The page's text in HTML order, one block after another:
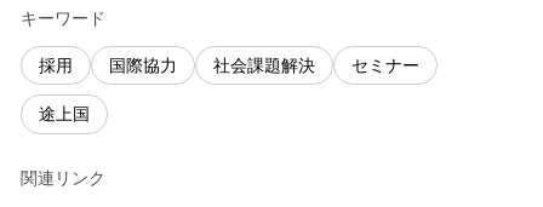
キーワード
採用 国際協力 社会課題解決 セミナー
途上国
関連リンク